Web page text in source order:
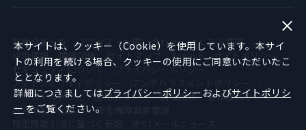
賛助会員一覧 アクセス・お問い合わせ
よくある質問
採用情報
関連団体 サイトマップ English
サイトポリシー
セキュリティについて
プライバシーポリシー
アクセシビリティポリシー
ソーシャルメディア運用ポリシー
倫理綱領
著作権について
広告のお申し込み
安全保障貿易管理
本サイトは、クッキー（Cookie）を使用しています。本サイ
トの利用を続ける場合、クッキーの使用にご同意いただいたこ
ととなります。
詳細につきましてはプライバシーポリシー およびサイトポリシ
ー をご覧ください。